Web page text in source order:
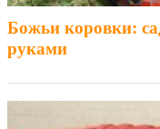
Божьи коровки:
руками